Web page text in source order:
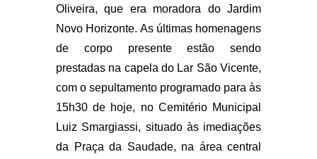
Oliveira, que era moradora do Jardim
Novo Horizonte. As últimas homenagens
de corpo presente estão sendo
prestadas na capela do Lar São Vicente,
com o sepultamento programado para às
15h30 de hoje, no Cemitério Municipal
Luiz Smargiassi, situado às imediações
da Praça da Saudade, na área central